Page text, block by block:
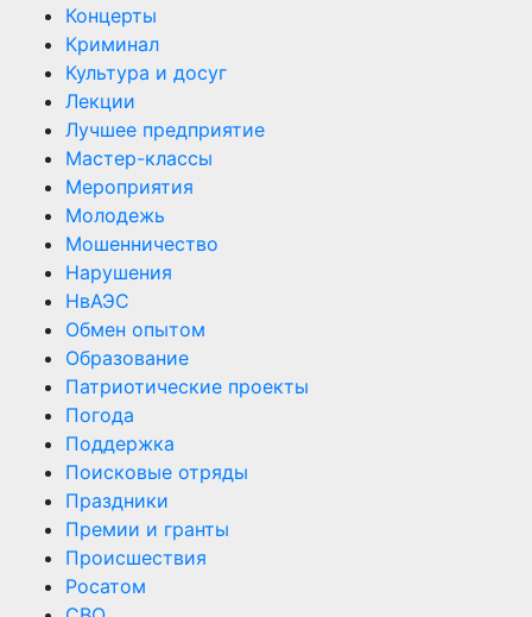
Концерты
Криминал
Культура и досуг
Лекции
Лучшее предприятие
Мастер-классы
Мероприятия
Молодежь
Мошенничество
Нарушения
НвАЭС
Обмен опытом
Образование
Патриотические проекты
Погода
Поддержка
Поисковые отряды
Праздники
Премии и гранты
Происшествия
Росатом